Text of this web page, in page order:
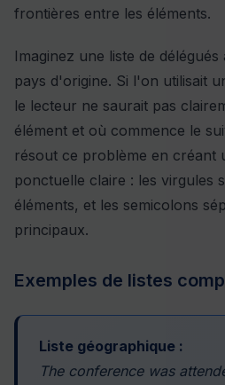
frontières entre les éléments.
Imaginez une liste de
pays d'origine. Si l'on utilisait
le lecteur ne saurait pas
élément et où commence le
résout ce problème en créant
ponctuelle claire : les virgules
éléments, et les semicolons
principaux.
Exemples de listes
Liste géographique :
The conference was